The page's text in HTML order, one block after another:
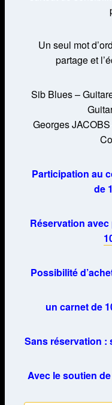
Un seul mot
partage et
Sib Blues –
Georges
Participation au
de
Réservation
Possibilité
un carnet de
Sans réservation :
Avec le soutien